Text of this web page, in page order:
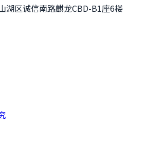
湖区诚信南路麒龙CBD-B1座6楼